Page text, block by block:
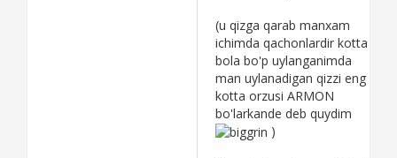
(u qizga qarab manxam
ichimda qachonlardir kotta
bola bo'p uylanganimda
man uylanadigan qizzi eng
kotta orzusi ARMON
bo'larkande deb quydim
)